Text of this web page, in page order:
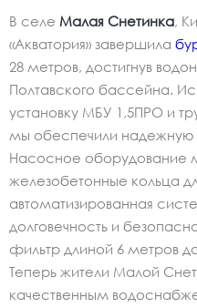
В селе Малая Снетинка,
«Акватория» завершила
28 метров, достигнув
Полтавского бассейна.
установку МБУ 1,5ПРО и
мы обеспечили надежную
Насосное оборудование
железобетонные кольца
автоматизированная
долговечность и
фильтр длиной 6 метров
Теперь жители Малой
качественным